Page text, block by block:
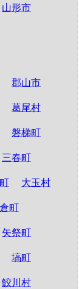
山形市
郡山市
葛尾村
磐梯町
三春町
大玉村
町
矢祭町
塙町
鮫川村